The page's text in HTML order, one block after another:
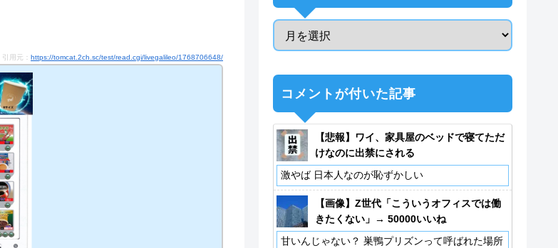
引用元： https://tomcat.2ch.sc/test/read.cgi/livegalileo/1768706648/
コメントが付いた記事
【悲報】ワイ、家具屋のベッドで寝てただ
けなのに出禁にされる
激やば 日本人なのが恥ずかしい
【画像】Z世代「こういうオフィスでは働
きたくない」→ 50000いいね
甘いんじゃない？ 巣鴨プリズンって呼ばれた場所